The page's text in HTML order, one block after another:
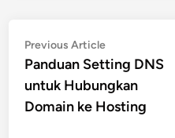
Post
navigation
Previous ArticlePrevious
article:
Panduan Setting DNS
untuk Hubungkan
Domain ke Hosting